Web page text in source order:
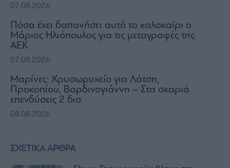
ΣΧΕΤΙΚΑ ΑΡΘΡΑ
07.08.2026
Πόσα έχει δαπανήσει αυτό το καλοκαίρι ο
Μάριος Ηλιόπουλος για τις μεταγραφές της
ΑΕΚ
07.08.2026
Μαρίνες: Χρυσωρυχείο για Λάτση,
Προκοπίου, Βαρδινογιάννη – Στα σκαριά
επενδύσεις 2 δισ.
08.08.2026